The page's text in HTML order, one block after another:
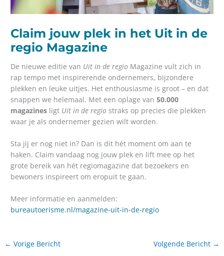
Claim jouw plek in het Uit in de
regio Magazine
De nieuwe editie van Uit in de regio Magazine vult zich in
rap tempo met inspirerende ondernemers, bijzondere
plekken en leuke uitjes. Het enthousiasme is groot – en dat
snappen we helemaal. Met een oplage van50.000
magazines ligt Uit in de regio straks op precies die plekken
waar je als ondernemer gezien wilt worden.
Sta jij er nog niet in? Dan is dit hét moment om aan te
haken. Claim vandaag nog jouw plek en lift mee op het
grote bereik van hét regiomagazine dat bezoekers en
bewoners inspireert om eropuit te gaan.
Meer informatie en aanmelden:
bureautoerisme.nl/magazine-uit-in-de-regio
← Vorige Bericht Volgende Bericht →